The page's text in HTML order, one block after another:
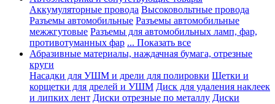
Аккумуляторные провода Высоковольтные провода
Разъемы автомобильные Разъемы автомобильные
межжгутовые Разъемы для автомобильных ламп, фар,
противотуманных фар ... Показать все
Абразивные материалы, наждачная бумага, отрезные
круги
Насадки для УШМ и дрели для полировки Щетки и
корщетки для дрелей и УШМ Диск для удаления наклеек
и липких лент Диски отрезные по металлу Диски